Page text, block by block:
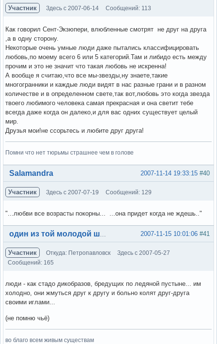
Участник Здесь с 2007-06-14 Сообщений: 113
Как говорил Сент-Экзюпери, влюбленные смотрят не друг на друга
,а в одну сторону.
Некоторые очень умные люди даже пытались классифицировать
любовь,по моему всего 6 или 5 категорий.Там и либидо есть между
прочим и это не значит что такая любовь не искренна!
А вообще я считаю,что все мы-звезды,ну знаете,такие
многогранники и каждые люди видят в нас разные грани и в разном
количестве и в определенном свете,так вот,любовь это когда звезда
твоего любимого человека самая прекрасная и она светит тебе
всегда даже когда он далеко,и для вас одних существует целый
мир.
Друзья мои!не ссорьтесь и любите друг друга!
Помни что нет тюрьмы страшнее чем в голове
Вне форума #40
2007-11-14 19:33:15
Salamandra
Участник Здесь с 2007-07-19 Сообщений: 129
"...любви все возрасты покорны... ...она придет когда не ждешь.."
Вне форума #41
2007-11-15 10:01:06
один из той молодой шпаны
Участник Откуда: Петропавловск
Здесь с 2007-05-27
Сообщений: 165
люди - как стадо дикобразов, бредущих по ледяной пустыне... им
холодно, они жмуться друг к другу и больно колят друг-друга
своими иглами...
(не помню чьё)
во благо всем живым существам